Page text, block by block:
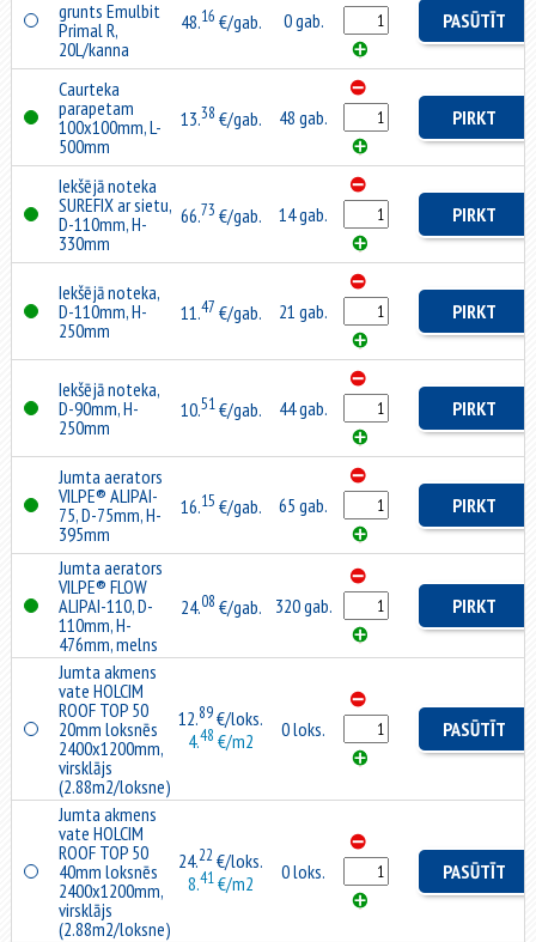
grunts Emulbit
Primal R,
20L/kanna
48.16 €/gab. 0 gab. PASŪTĪT
Caurteka
parapetam
100x100mm, L-
500mm
13.38 €/gab. 48 gab. PIRKT
Iekšējā noteka
SUREFIX ar sietu,
D-110mm, H-
330mm
66.73 €/gab. 14 gab. PIRKT
Iekšējā noteka,
D-110mm, H-
250mm
11.47 €/gab. 21 gab. PIRKT
Iekšējā noteka,
D-90mm, H-
250mm
10.51€/gab. 44 gab. PIRKT
Jumta aerators
VILPE® ALIPAI-
75, D-75mm, H-
395mm
16.15 €/gab. 65 gab. PIRKT
Jumta aerators
VILPE® FLOW
ALIPAI-110, D-
110mm, H-
476mm, melns
24.08 €/gab. 320 gab. PIRKT
Jumta akmens
vate HOLCIM
ROOF TOP 50
20mm loksnēs
2400x1200mm,
virsklājs
(2.88m2/loksne)
12.89€/loks.
4.48 €/m2
0 loks. PASŪTĪT
Jumta akmens
vate HOLCIM
ROOF TOP 50
40mm loksnēs
2400x1200mm,
virsklājs
(2.88m2/loksne)
24.22€/loks.
8.41€/m2
0 loks. PASŪTĪT